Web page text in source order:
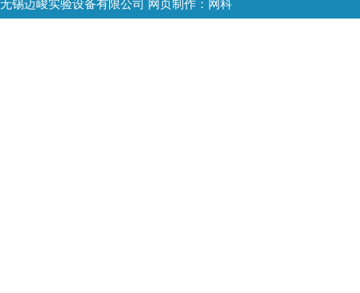
无锡迈峻实验设备有限公司 网页制作 ：网科